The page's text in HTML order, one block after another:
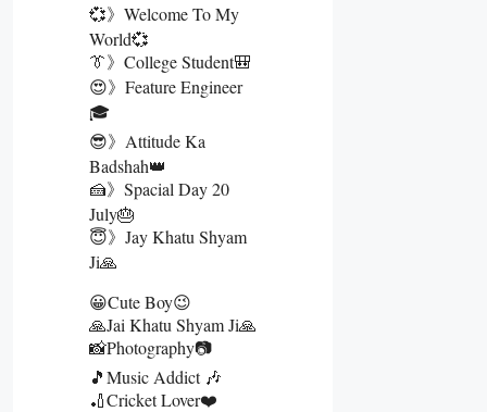
💞》Welcome To My
World💞
👔》College Student🎒
😍》Feature Engineer
🎓
😎》Attitude Ka
Badshah👑
🍰》Spacial Day 20
July🎂
😇》Jay Khatu Shyam
Ji🙏
😀Cute Boy😉
🙏Jai Khatu Shyam Ji🙏
📸Photography📷
🎵Music Addict 🎶
🏏Cricket Lover❤️